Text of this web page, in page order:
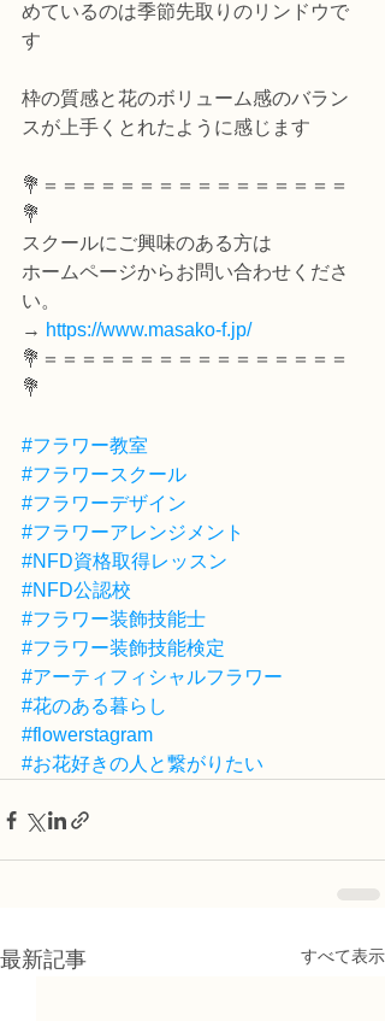
めているのは季節先取りのリンドウで
す
枠の質感と花のボリューム感のバラン
スが上手くとれたように感じます
💐＝＝＝＝＝＝＝＝＝＝＝＝＝＝＝＝
💐
スクールにご興味のある方は
ホームページからお問い合わせくださ
い。
→ https://www.masako-f.jp/
💐＝＝＝＝＝＝＝＝＝＝＝＝＝＝＝＝
💐
#フラワー教室
#フラワースクール
#フラワーデザイン
#フラワーアレンジメント
#NFD資格取得レッスン
#NFD公認校
#フラワー装飾技能士
#フラワー装飾技能検定
#アーティフィシャルフラワー
#花のある暮らし
#flowerstagram
#お花好きの人と繋がりたい
最新記事 すべて表示